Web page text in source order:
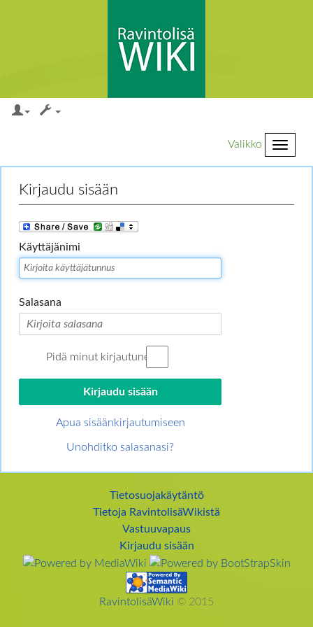
Valikko
valikkoon
Kirjaudu sisään
Käyttäjänimi
Salasana
Pidä minut kirjautuneena
Apua sisäänkirjautumiseen
Unohditko salasanasi?
Tietosuojakäytäntö
Tietoja RavintolisäWikistä
Vastuuvapaus
Kirjaudu sisään
RavintolisäWiki © 2015